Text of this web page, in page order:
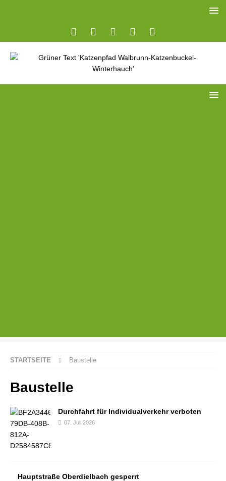
STARTSEITE Baustelle
Baustelle
Durchfahrt für Individualverkehr verboten
07. Juli 2026
Hauptstraße Oberdielbach gesperrt